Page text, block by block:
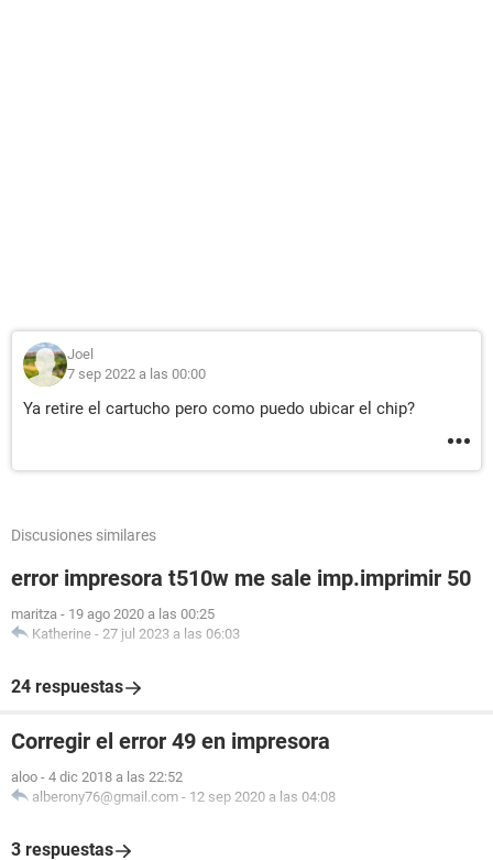
Joel
7 sep 2022 a las 00:00
Ya retire el cartucho pero como puedo ubicar el chip?
Discusiones similares
error impresora t510w me sale imp.imprimir 50
maritza - 19 ago 2020 a las 00:25
Katherine - 27 jul 2023 a las 06:03
24 respuestas
Corregir el error 49 en impresora
aloo - 4 dic 2018 a las 22:52
alberony76@gmail.com - 12 sep 2020 a las 04:08
3 respuestas